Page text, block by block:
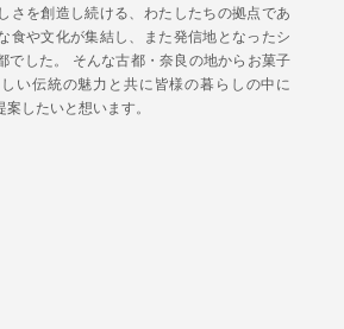
さを創造し続ける、わたしたちの拠点であ
食や文化が集結し、また発信地となったシ
でした。 そんな古都・奈良の地からお菓子
い伝統の魅力と共に皆様の暮らしの中に
案したいと想います。